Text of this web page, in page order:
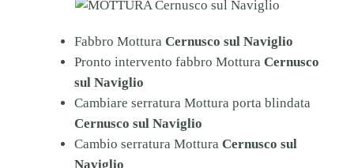
Fabbro MotturaCernusco sul Naviglio
Pronto intervento fabbro MotturaCernusco
sul Naviglio
Cambiare serratura Mottura porta blindata
Cernusco sul Naviglio
Cambio serratura MotturaCernusco sul
Naviglio